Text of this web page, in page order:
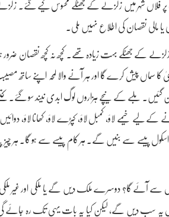
فلاں شہر میں زلزلے کے جھٹکے محسوس کیے گئے۔
مالی نقصان کی اطلاع نہیں ملی۔
زلزلے کے جھٹکے بہت زیادہ تھے۔ کچھ نہ کچھ نقصان
سماں پیش کرے گا اور ہر آنے والا لمحہ اپنے ساتھ
بن گئیں۔ ملبے کے نیچے ہزاروں لوگ ابدی نیند سو گئے۔
خیمے لاؤ، کمبل لاؤ، کپڑے لاؤ، کھانا لاؤ، دوائیں
پیسے سے بنیں گے۔ ہر کام پیسے سے ہو گا۔ ہر
کہاں سے آئے گا؟ دوسرے ملک دیں گے یا ملکی اور
یہ سب دیں گے، لیکن کیا یہ بات یہی تک رہ جائے گی؟